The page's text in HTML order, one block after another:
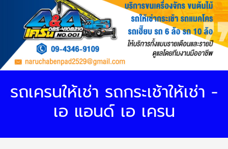
รถเครนให้เช่า รถกระเช้าให้เช่า -
เอ แอนด์ เอ เครน